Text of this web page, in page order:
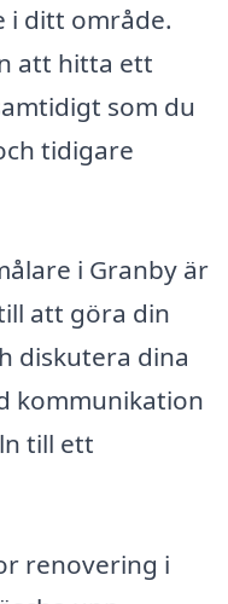
i ditt område.
att hitta ett
som du
tidigare
i Granby är
att göra din
diskutera dina
kommunikation
till ett
renovering i